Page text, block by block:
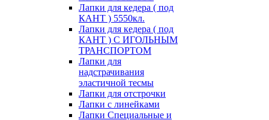
Лапки для кедера ( под
КАНТ ) 5550кл.
Лапки для кедера ( под
КАНТ ) С ИГОЛЬНЫМ
ТРАНСПОРТОМ
Лапки для
надстрачивания
эластичной тесмы
Лапки для отстрочки
Лапки с линейками
Лапки Специальные и